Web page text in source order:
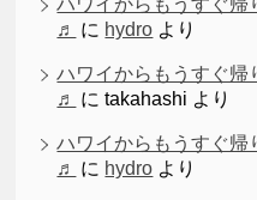
ハワイからもうすぐ帰
♬
に hydro より
ハワイからもうすぐ帰
♬
にtakahashi より
ハワイからもうすぐ帰
♬
に hydro より